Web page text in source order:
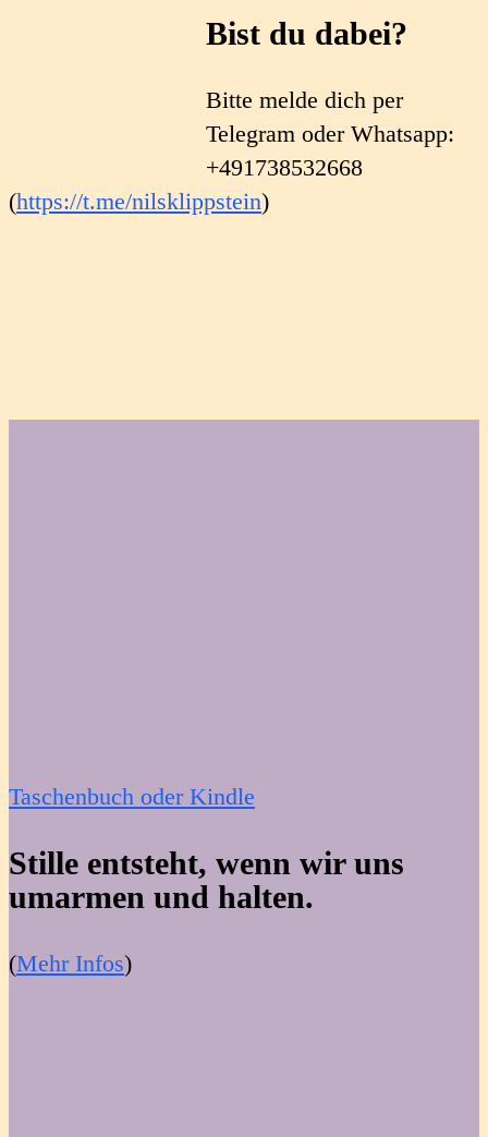
Bist du dabei?
Bitte melde dich per
Telegram oder Whatsapp:
+491738532668
(https://t.me/nilsklippstein)
Taschenbuch oder Kindle
Stille entsteht, wenn wir uns
umarmen und halten.
(Mehr Infos)